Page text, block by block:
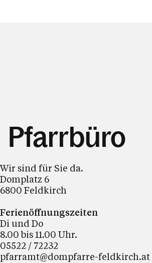
Pfarrbüro
Wir sind für Sie da.
Domplatz 6
6800 Feldkirch
Ferienöffnungszeiten
Di und Do
8.00 bis 11.00 Uhr.
05522 / 72232
pfarramt@dompfarre-feldkirch.at